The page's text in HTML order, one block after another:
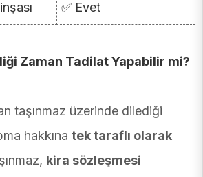
✅ Evet
Zaman Tadilat Yapabilir mi?
taşınmaz üzerinde dilediği
hakkına tek taraflı olarak
kira sözleşmesi